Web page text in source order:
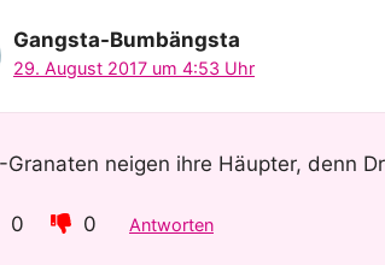
Gangsta-Bumbängsta
29. August 2017 um 4:53 Uhr
Granaten neigen ihre Häupter, denn
0 0 Antworten